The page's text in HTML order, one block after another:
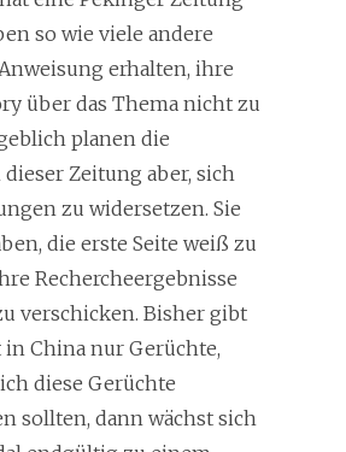
so wie viele andere
erhalten, ihre
über das Thema nicht zu
planen die
Zeitung aber, sich
zu widersetzen. Sie
die erste Seite weiß zu
Rechercheergebnisse
verschicken. Bisher gibt
in China nur Gerüchte,
diese Gerüchte
sollten, dann wächst sich